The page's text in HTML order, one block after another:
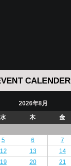
CALENDER
2026年8月
水 木 金
5 6 7
12 13 14
19 20 21